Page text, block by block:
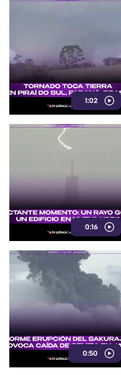
1:02
0:16
0:50